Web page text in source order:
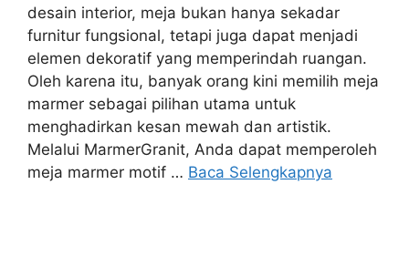
desain interior, meja bukan hanya sekadar
furnitur fungsional, tetapi juga dapat menjadi
elemen dekoratif yang memperindah ruangan.
Oleh karena itu, banyak orang kini memilih meja
marmer sebagai pilihan utama untuk
menghadirkan kesan mewah dan artistik.
Melalui MarmerGranit, Anda dapat memperoleh
meja marmer motif … Baca Selengkapnya